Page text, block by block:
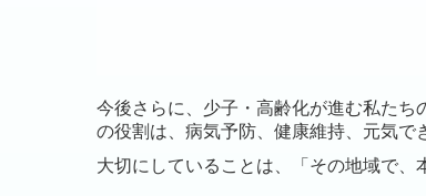
今後さらに、少子・高齢化が進む私た
の役割は、病気予防、健康維持、元気で
大切にしていることは、「その地域で、